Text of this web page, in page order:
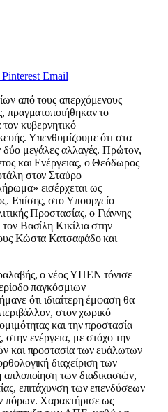
Pinterest Email
από τους απερχόμενους
πραγματοποιήθηκαν το
κυβερνητικό
Υπενθυμίζουμε ότι στα
δύο μεγάλες αλλαγές. Πρώτον,
και Ενέργειας, ο Θεόδωρος
στον Σταύρο
εισέρχεται ως
Επίσης, στο Υπουργείο
Προστασίας, ο Γιάννης
Βασίλη Κικίλια στην
Κώστα Κατσαφάδο και
ο νέος ΥΠΕΝ τόνισε
παγκόσμιων
ότι ιδιαίτερη έμφαση θα
στον χωρικό
και την προστασία
ενέργεια, με στόχο την
και προστασία των ευάλωτων
διαχείριση των
των διαδικασιών,
επιτάχυνση των επενδύσεων
πόρων. Χαρακτήρισε ως